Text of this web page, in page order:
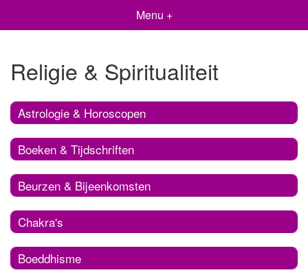
Menu +
Religie & Spiritualiteit
Astrologie & Horoscopen
Boeken & Tijdschriften
Beurzen & Bijeenkomsten
Chakra's
Boeddhisme